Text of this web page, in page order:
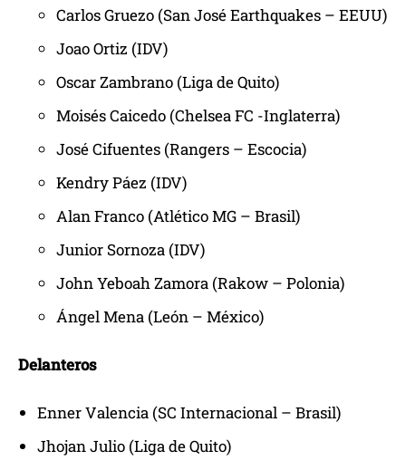
Carlos Gruezo (San José Earthquakes – EEUU)
Joao Ortiz (IDV)
Oscar Zambrano (Liga de Quito)
Moisés Caicedo (Chelsea FC -Inglaterra)
José Cifuentes (Rangers – Escocia)
Kendry Páez (IDV)
Alan Franco (Atlético MG – Brasil)
Junior Sornoza (IDV)
John Yeboah Zamora (Rakow – Polonia)
Ángel Mena (León – México)
Delanteros
Enner Valencia (SC Internacional – Brasil)
Jhojan Julio (Liga de Quito)